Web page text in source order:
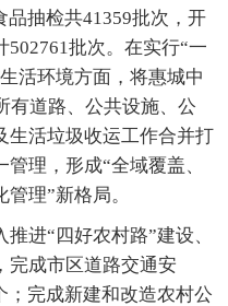
品抽检共41359批次，开
批次。在实行“一
活环境方面，将惠城中
有道路、公共设施、公
生活垃圾收运工作合并打
理，形成“全域覆盖、
理”新格局。
进“四好农村路”建设、
完成市区道路交通安
；完成新建和改造农村公